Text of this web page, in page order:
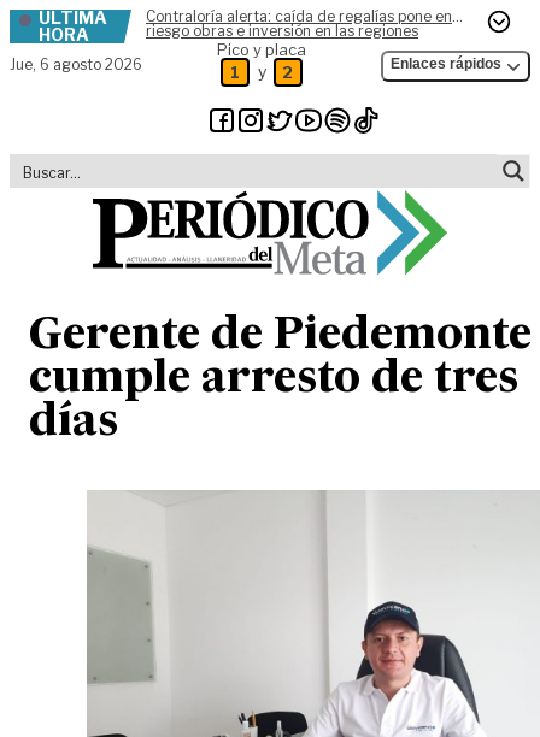
Skip to content
ÚLTIMA
HORA
Contraloría alerta: caída de regalías pone en
riesgo obras e inversión en las regiones
Jue, 6 agosto 2026
Pico y placa
1 y 2 Enlaces rápidos
Gerente de Piedemonte
cumple arresto de tres
días